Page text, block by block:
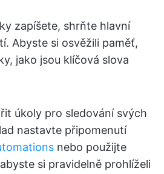
zapíšete, shrňte hlavní
Abyste si osvěžili paměť,
jako jsou klíčová slova
úkoly pro sledování svých
nastavte připomenutí
nebo použijte
si pravidelně prohlíželi